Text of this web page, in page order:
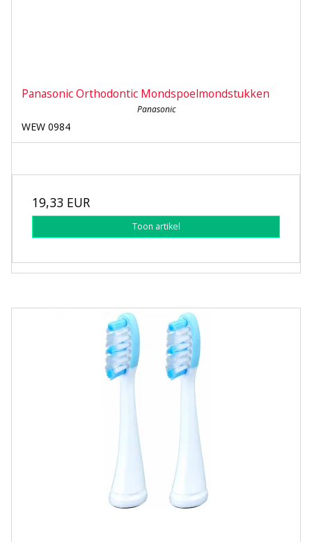
Panasonic Orthodontic Mondspoelmondstukken
Panasonic
WEW 0984
19,33 EUR
Toon artikel